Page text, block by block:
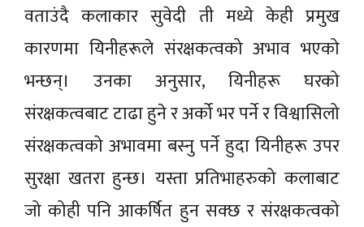
वताउंदै कलाकार सुवेदी ती मध्ये केही प्रमुख
कारणमा यिनीहरूले संरक्षकत्वको अभाव भएको
भन्छन्। उनका अनुसार, यिनीहरू घरको
संरक्षकत्वबाट टाढा हुने र अर्को भर पर्ने र विश्वासिलो
संरक्षकत्वको अभावमा बस्नु पर्ने हुदा यिनीहरू उपर
सुरक्षा खतरा हुन्छ। यस्ता प्रतिभाहरुको कलाबाट
जो कोही पनि आकर्षित हुन सक्छ र संरक्षकत्वको